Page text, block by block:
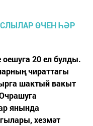
20 ел булды.
чираттагы
шактый вакыт
янында
хезмәт